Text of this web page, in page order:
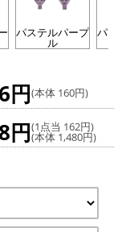
パステルパープ
ル
パス
円(本体 160円)
円(1点当 162円)
(本体 1,480円)